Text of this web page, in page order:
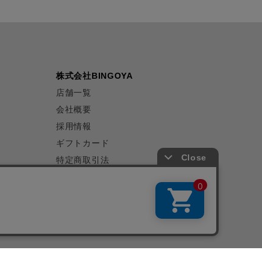
株式会社BINGOYA
店舗一覧
会社概要
採用情報
ギフトカード
特定商取引法